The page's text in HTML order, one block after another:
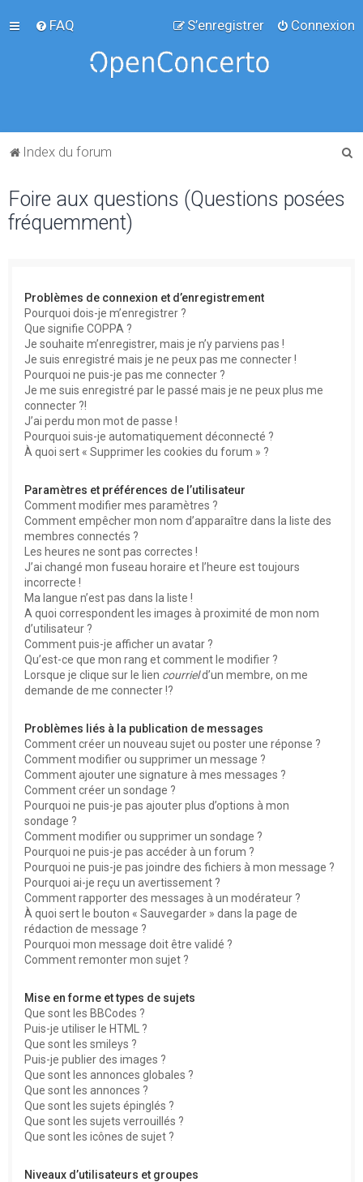
FAQ Connexion
S’enregistrer
Index du forum
Foire aux questions (Questions posées
fréquemment)
Problèmes de connexion et d’enregistrement
Pourquoi dois-je m’enregistrer ?
Que signifie COPPA ?
Je souhaite m’enregistrer, mais je n’y parviens pas !
Je suis enregistré mais je ne peux pas me connecter !
Pourquoi ne puis-je pas me connecter ?
Je me suis enregistré par le passé mais je ne peux plus me
connecter ?!
J’ai perdu mon mot de passe !
Pourquoi suis-je automatiquement déconnecté ?
À quoi sert « Supprimer les cookies du forum » ?
Paramètres et préférences de l’utilisateur
Comment modifier mes paramètres ?
Comment empêcher mon nom d’apparaître dans la liste des
membres connectés ?
Les heures ne sont pas correctes !
J’ai changé mon fuseau horaire et l’heure est toujours
incorrecte !
Ma langue n’est pas dans la liste !
A quoi correspondent les images à proximité de mon nom
d’utilisateur ?
Comment puis-je afficher un avatar ?
Qu’est-ce que mon rang et comment le modifier ?
Lorsque je clique sur le lien courrield’un membre, on me
demande de me connecter !?
Problèmes liés à la publication de messages
Comment créer un nouveau sujet ou poster une réponse ?
Comment modifier ou supprimer un message ?
Comment ajouter une signature à mes messages ?
Comment créer un sondage ?
Pourquoi ne puis-je pas ajouter plus d’options à mon
sondage ?
Comment modifier ou supprimer un sondage ?
Pourquoi ne puis-je pas accéder à un forum ?
Pourquoi ne puis-je pas joindre des fichiers à mon message ?
Pourquoi ai-je reçu un avertissement ?
Comment rapporter des messages à un modérateur ?
À quoi sert le bouton « Sauvegarder » dans la page de
rédaction de message ?
Pourquoi mon message doit être validé ?
Comment remonter mon sujet ?
Mise en forme et types de sujets
Que sont les BBCodes ?
Puis-je utiliser le HTML ?
Que sont les smileys ?
Puis-je publier des images ?
Que sont les annonces globales ?
Que sont les annonces ?
Que sont les sujets épinglés ?
Que sont les sujets verrouillés ?
Que sont les icônes de sujet ?
Niveaux d’utilisateurs et groupes